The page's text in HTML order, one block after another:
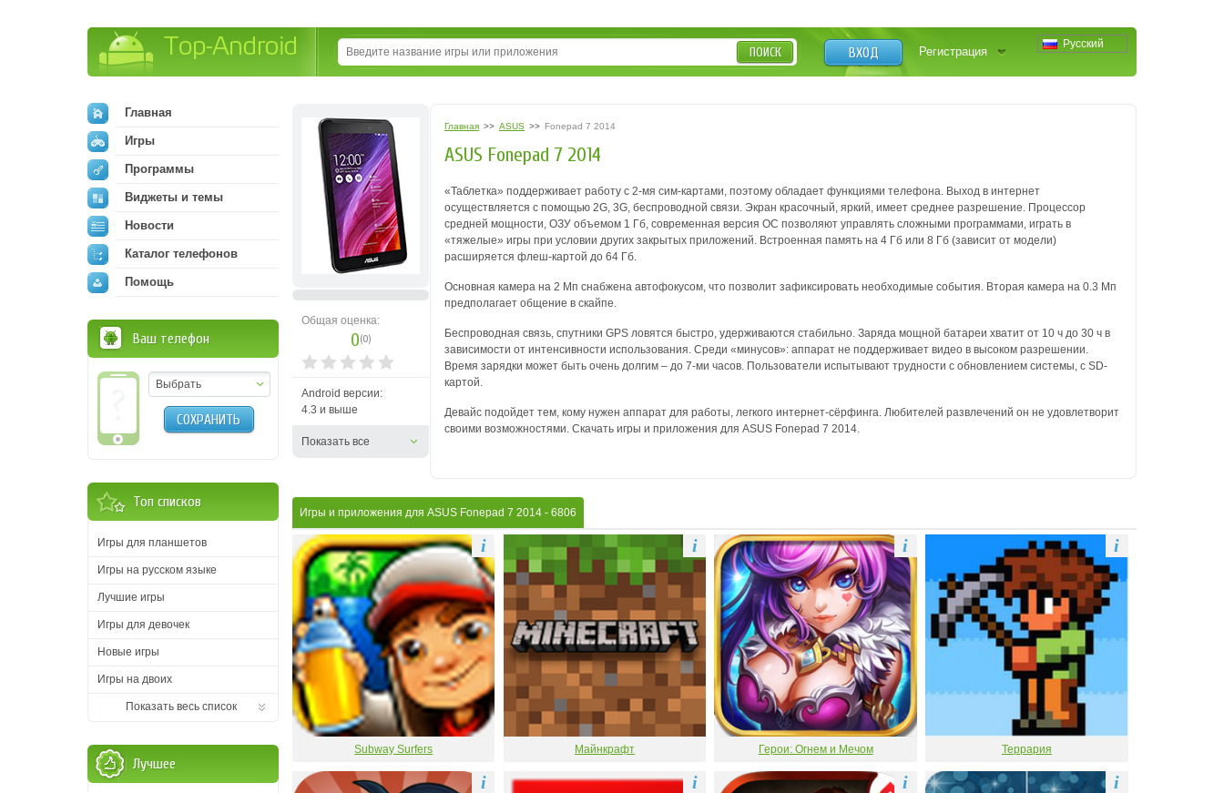
Русский
ВХОД Регистрация
ПОИСК
Общая оценка:
0(0)
Android версии:
4.3 и выше
Показать все
Главная >> ASUS >> Fonepad 7 2014
ASUS Fonepad 7 2014
«Таблетка» поддерживает работу с 2-мя сим-картами, поэтому обладает функциями телефона. Выход в интернет
осуществляется с помощью 2G, 3G, беспроводной связи. Экран красочный, яркий, имеет среднее разрешение. Процессор
средней мощности, ОЗУ объемом 1 Гб, современная версия ОС позволяют управлять сложными программами, играть в
«тяжелые» игры при условии других закрытых приложений. Встроенная память на 4 Гб или 8 Гб (зависит от модели)
расширяется флеш-картой до 64 Гб.
Основная камера на 2 Мп снабжена автофокусом, что позволит зафиксировать необходимые события. Вторая камера на 0.3 Мп
предполагает общение в скайпе.
Беспроводная связь, спутники GPS ловятся быстро, удерживаются стабильно. Заряда мощной батареи хватит от 10 ч до 30 ч в
зависимости от интенсивности использования. Среди «минусов»: аппарат не поддерживает видео в высоком разрешении.
Время зарядки может быть очень долгим – до 7-ми часов. Пользователи испытывают трудности с обновлением системы, с SD-
картой.
Девайс подойдет тем, кому нужен аппарат для работы, легкого интернет-сёрфинга. Любителей развлечений он не удовлетворит
своими возможностями. Скачать игры и приложения для ASUS Fonepad 7 2014.
Игры и приложения для ASUS Fonepad 7 2014 - 6806
Subway Surfers
i
Майнкрафт
i
Герои: Огнем и Мечом
i
Террария
i
i i i i
Главная
Игры
Программы
Виджеты и темы
Новости
Каталог телефонов
Помощь
Ваш телефон
Выбрать
СОХРАНИТЬ
Топ списков
Игры для планшетов
Игры на русском языке
Лучшие игры
Игры для девочек
Новые игры
Игры на двоих
Показать весь список
Лучшее